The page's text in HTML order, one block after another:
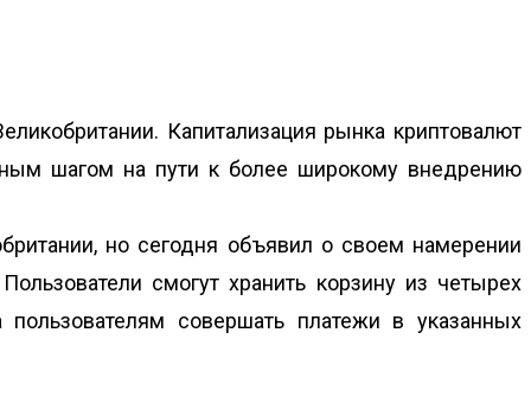
Капитализация рынка криптовалют
шагом на пути к более широкому внедрению
но сегодня объявил о своем намерении
смогут хранить корзину из четырех
совершать платежи в указанных